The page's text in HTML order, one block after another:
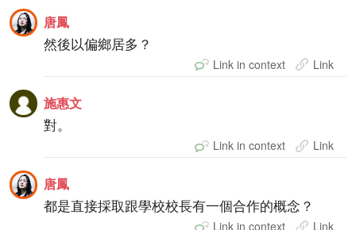
唐鳳
然後以偏鄉居多？
Link in context Link
施惠文
對。
Link in context Link
唐鳳
都是直接採取跟學校校長有一個合作的概念？
Link in context Link